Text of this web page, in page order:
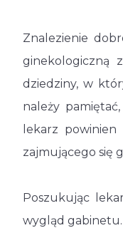
Znalezienie
ginekologiczną
dziedziny, w
należy
lekarz
zajmującego się
Poszukując
wygląd